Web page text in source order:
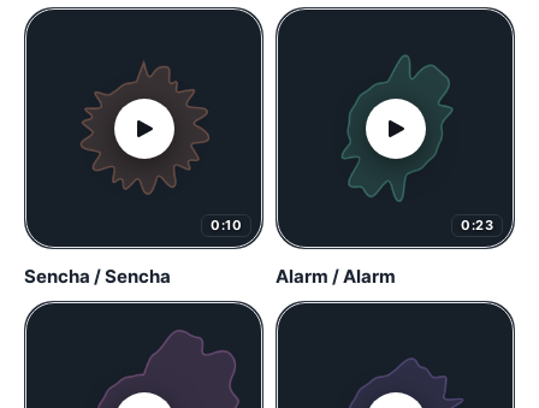
0:10
Sencha / Sencha
0:23
Alarm / Alarm